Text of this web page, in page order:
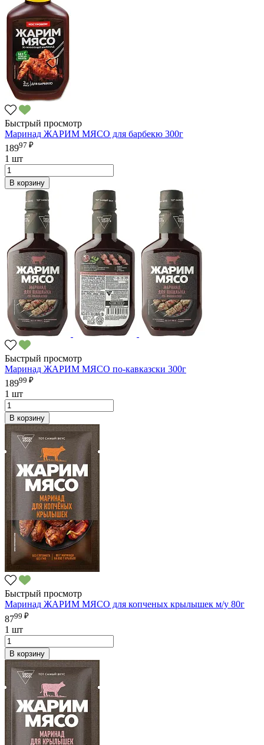
Быстрый просмотр
Маринад ЖАРИМ МЯСО для барбекю 300г
18997 ₽
1 шт
В корзину
Быстрый просмотр
Маринад ЖАРИМ МЯСО по-кавказски 300г
18999 ₽
1 шт
В корзину
Быстрый просмотр
Маринад ЖАРИМ МЯСО для копченых крылышек м/у 80г
8799 ₽
1 шт
В корзину